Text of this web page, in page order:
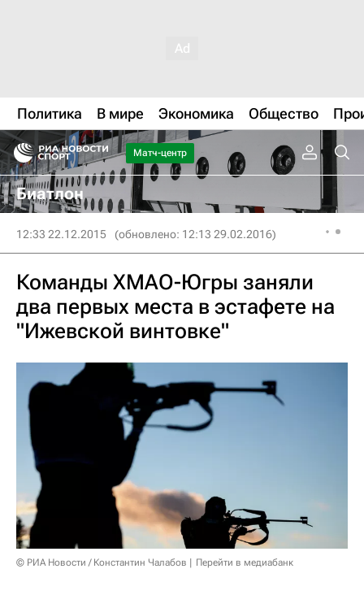
Политика В мире Экономика Общество
Матч-центр
Биатлон
12:33 22.12.2015 (обновлено: 12:13 29.02.2016)
Команды ХМАО-Югры заняли
два первых места в эстафете на
"Ижевской винтовке"
© РИА Новости / Константин Чалабов Перейти в медиабанк